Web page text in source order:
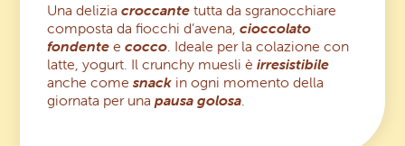
Contatti
Iscriviti alla Nutriletter
Area riservata rivenditori
Una deliziacroccante tutta da sgranocchiare
composta da fiocchi d’avena,cioccolato
fondente ecocco. Ideale per la colazione con
latte, yogurt. Il crunchy muesli èirresistibile
anche comesnack in ogni momento della
giornata per unapausa golosa.